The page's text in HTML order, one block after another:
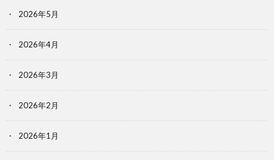
2026年5月
2026年4月
2026年3月
2026年2月
2026年1月